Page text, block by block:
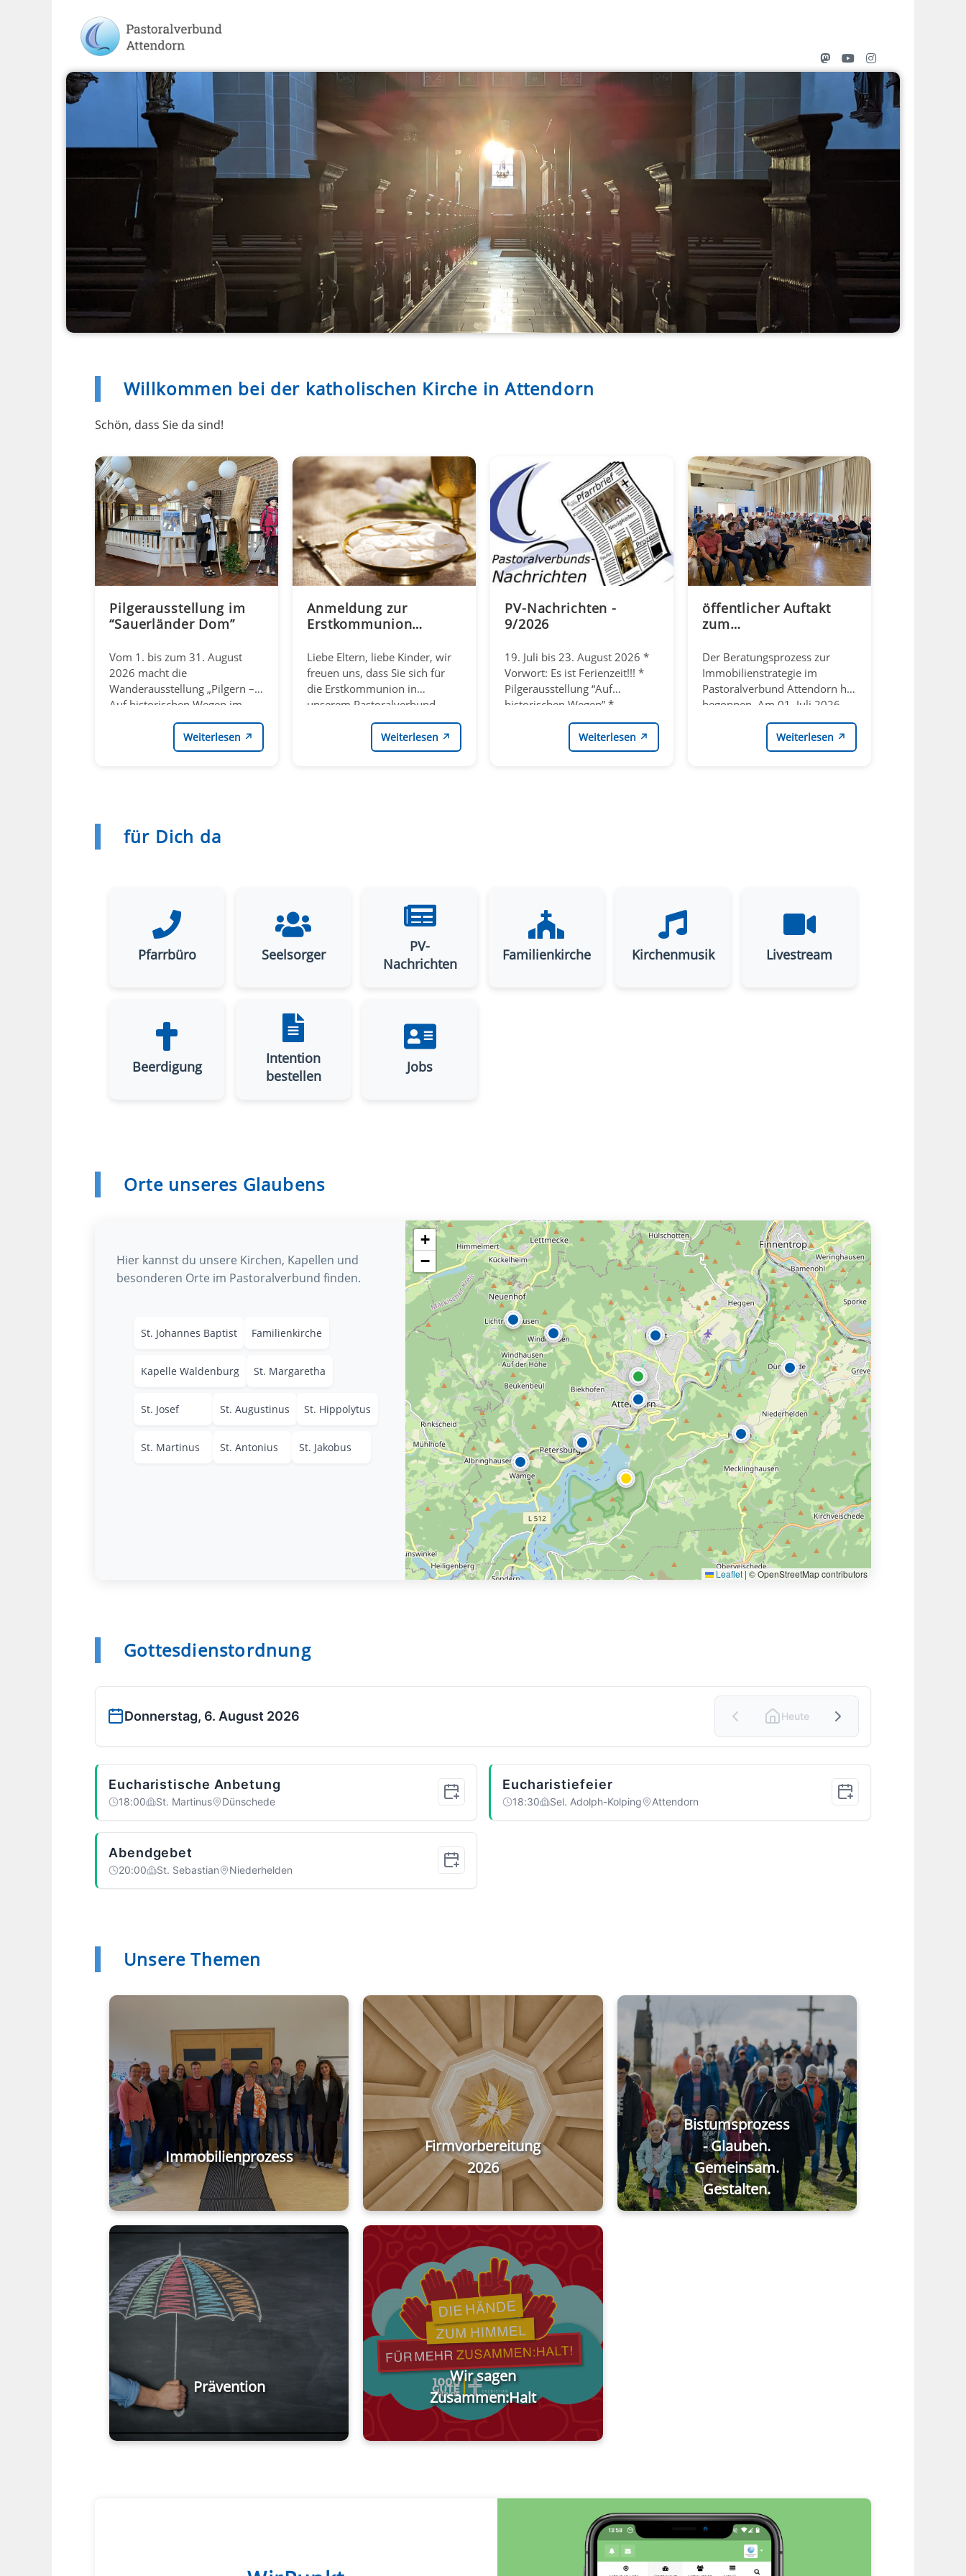
Mastodon
YoutubeInstagram
Willkommen bei der katholischen Kirche in Attendorn
Schön, dass Sie da sind!
Pilgerausstellung im
“Sauerländer Dom”
Vom 1. bis zum 31. August
2026 macht die
Wanderausstellung „Pilgern –
Auf historischen Wegen im
Sauerland“ Station in der
katholischen Pfarrkirche St.
Johannes Baptist („Sauerländer
Weiterlesen ↗
Anmeldung zur
Erstkommunion
Liebe Eltern, liebe Kinder, wir
freuen uns, dass Sie sich für
die Erstkommunion in
unserem Pastoralverbund
Attendorn interessieren.
Haben Sie sich schon
gemeinsam mit Ihrem Kind zur
Weiterlesen ↗
PV-Nachrichten -
9/2026
19. Juli bis 23. August 2026 *
Vorwort: Es ist Ferienzeit!!! *
Pilgerausstellung “Auf
historischen Wegen” *
Sommerferienprogramm der
Weiterlesen ↗
öffentlicher Auftakt
zum
Der Beratungsprozess zur
Immobilienstrategie im
Pastoralverbund Attendorn hat
begonnen. Am 01. Juli 2026
fand eine öffentliche
Veranstaltung in der Aula der
St.-Ursula-Schulen statt. Rund
Weiterlesen ↗
für Dich da
Pfarrbüro Seelsorger
PV-
Nachrichten
Familienkirche Kirchenmusik Livestream
Beerdigung
Intention
bestellen
Jobs
Orte unseres Glaubens
Hier kannst du unsere Kirchen, Kapellen und
besonderen Orte im Pastoralverbund finden.
St. Johannes Baptist Familienkirche
Kapelle Waldenburg St. Margaretha
St. Josef St. Augustinus St. Hippolytus
St. Martinus St. Antonius St. Jakobus
+
−
Leaflet | © OpenStreetMap contributors
Gottesdienstordnung
Donnerstag, 6. August 2026 Heute
Eucharistische Anbetung
18:00 St. Martinus Dünschede
Eucharistiefeier
18:30 Sel. Adolph-Kolping Attendorn
Abendgebet
20:00 St. Sebastian Niederhelden
Unsere Themen
Immobilienprozess
Firmvorbereitung
2026
Bistumsprozess
- Glauben.
Gemeinsam.
Gestalten.
Prävention
Wir sagen
Zusammen:Halt